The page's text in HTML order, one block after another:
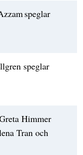
speglar
speglar
Himmer
Tran och